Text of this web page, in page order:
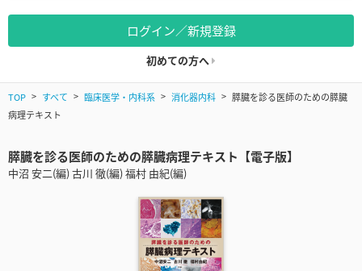
ログイン／新規登録
初めての方へ
TOP すべて 臨床医学・内科系 消化器内科
膵臓を診る医師のための膵臓
病理テキスト
膵臓を診る医師のための膵臓病理テキスト【電子版】
中沼 安二(編) 古川 徹(編) 福村 由紀(編)